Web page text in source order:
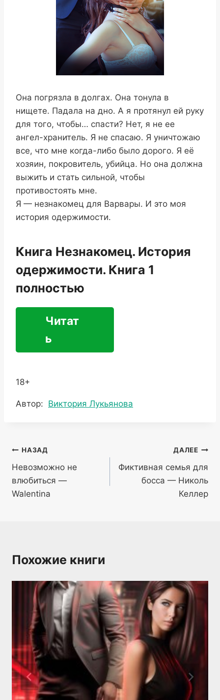
Она погрязла в долгах. Она тонула в
нищете. Падала на дно. А я протянул ей руку
для того, чтобы… спасти? Нет, я не ее
ангел-хранитель. Я не спасаю. Я уничтожаю
все, что мне когда-либо было дорого. Я её
хозяин, покровитель, убийца. Но она должна
выжить и стать сильной, чтобы
противостоять мне.
Я — незнакомец для Варвары. И это моя
история одержимости.
Книга Незнакомец. История
одержимости. Книга 1
полностью
Читат
ь
18+
Метки
Автор: Виктория Лукьянова
Навигация
по
записям
НАЗАД
Невозможно не
влюбиться —
Walentina
ДАЛЕЕ
Фиктивная семья для
босса — Николь
Келлер
Похожие книги